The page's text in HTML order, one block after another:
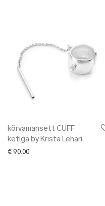
kõrvamansett CUFF
ketiga by Krista Lehari
€ 90.00